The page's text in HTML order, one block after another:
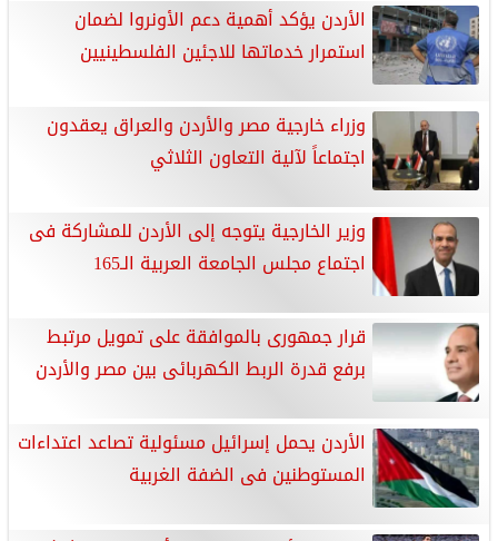
الأردن يؤكد أهمية دعم الأونروا لضمان
استمرار خدماتها للاجئين الفلسطينيين
وزراء خارجية مصر والأردن والعراق يعقدون
اجتماعاً لآلية التعاون الثلاثي
وزير الخارجية يتوجه إلى الأردن للمشاركة فى
اجتماع مجلس الجامعة العربية الـ165
قرار جمهورى بالموافقة على تمويل مرتبط
برفع قدرة الربط الكهربائى بين مصر والأردن
الأردن يحمل إسرائيل مسئولية تصاعد اعتداءات
المستوطنين فى الضفة الغربية